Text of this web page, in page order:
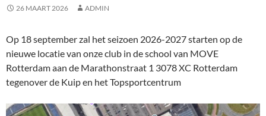
26 MAART 2026 ADMIN
Op 18 september zal het seizoen 2026-2027 starten op de
nieuwe locatie van onze club in de school van MOVE
Rotterdam aan de Marathonstraat 1 3078 XC Rotterdam
tegenover de Kuip en het Topsportcentrum